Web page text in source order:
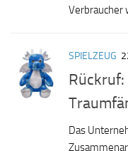
Verbraucher
SPIELZEUG
Das